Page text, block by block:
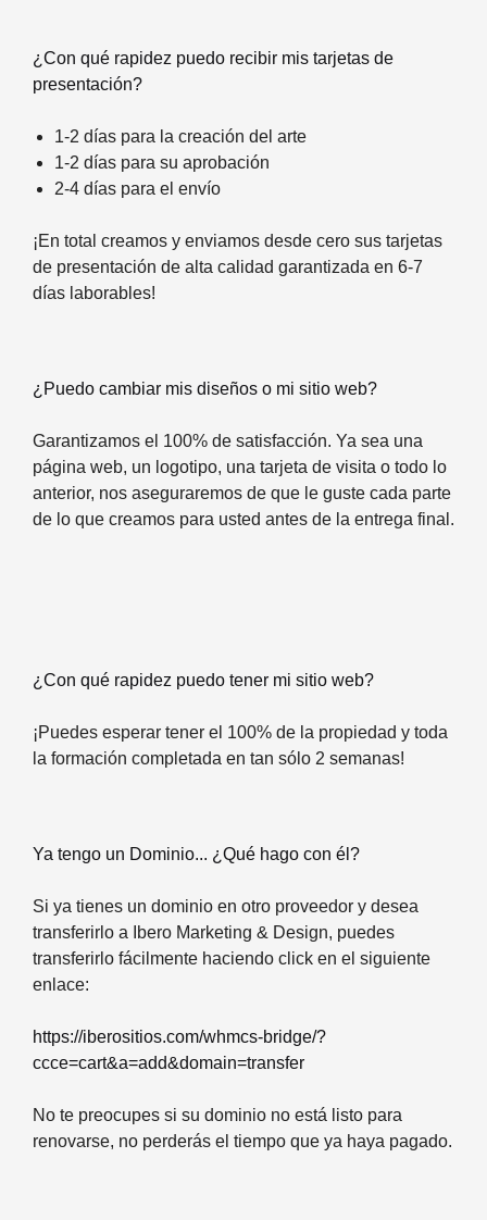
¿Con qué rapidez puedo recibir mis tarjetas de
presentación?
1-2 días para la creación del arte
1-2 días para su aprobación
2-4 días para el envío
¡En total creamos y enviamos desde cero sus tarjetas
de presentación de alta calidad garantizada en 6-7
días laborables!
¿Puedo cambiar mis diseños o mi sitio web?
Garantizamos el 100% de satisfacción. Ya sea una
página web, un logotipo, una tarjeta de visita o todo lo
anterior, nos aseguraremos de que le guste cada parte
de lo que creamos para usted antes de la entrega final.
¿Con qué rapidez puedo tener mi sitio web?
¡Puedes esperar tener el 100% de la propiedad y toda
la formación completada en tan sólo 2 semanas!
Ya tengo un Dominio... ¿Qué hago con él?
Si ya tienes un dominio en otro proveedor y desea
transferirlo a Ibero Marketing & Design, puedes
transferirlo fácilmente haciendo click en el siguiente
enlace:
https://iberositios.com/whmcs-bridge/?
ccce=cart&a=add&domain=transfer
No te preocupes si su dominio no está listo para
renovarse, no perderás el tiempo que ya haya pagado.